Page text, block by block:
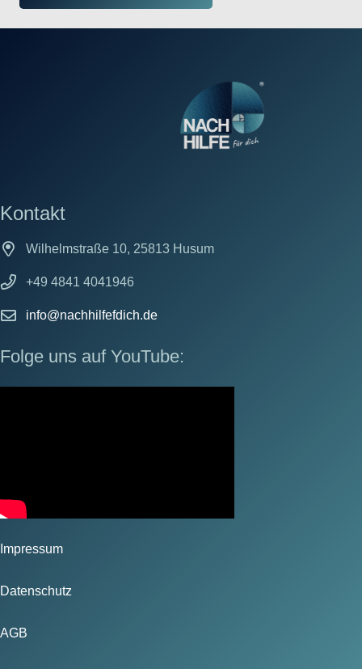
Kontakt
Wilhelmstraße 10, 25813 Husum
+49 4841 4041946
info@nachhilfefdich.de
Folge uns auf YouTube:
Impressum
Datenschutz
AGB